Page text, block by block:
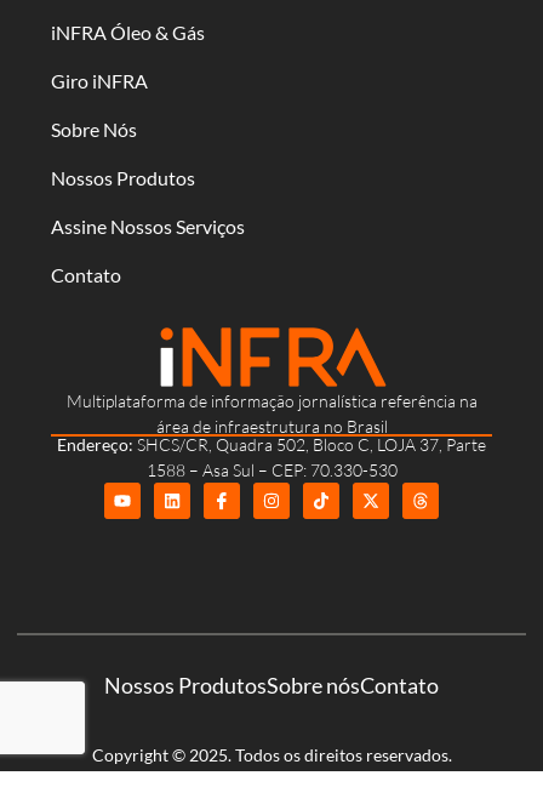
Multiplataforma de informação jornalística referência na
área de infraestrutura no Brasil
Endereço: SHCS/CR, Quadra 502, Bloco C, LOJA 37, Parte
1588 – Asa Sul – CEP: 70.330-530
iNFRA Óleo & Gás
Giro iNFRA
Sobre Nós
Nossos Produtos
Assine Nossos Serviços
Contato
Nossos ProdutosSobre nósContato
Copyright © 2025. Todos os direitos reservados.